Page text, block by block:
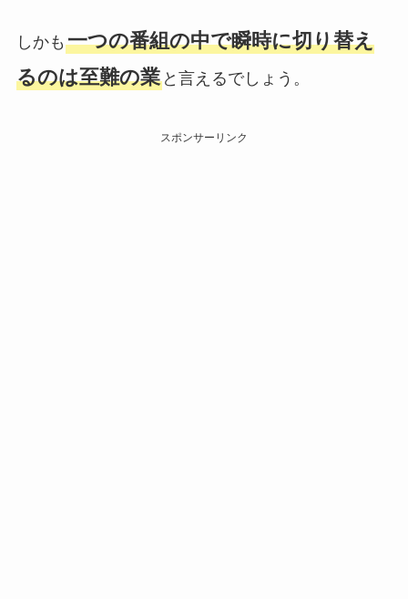
しかも 一つの番組の中で瞬時に切り替え
るのは至難の業と言えるでしょう。
スポンサーリンク